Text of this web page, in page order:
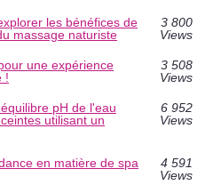
les bénéfices de
massage naturiste
3 800
Views
une expérience
!
3 508
Views
pH de l'eau
utilisant un
6 952
Views
en matière de spa
4 591
Views